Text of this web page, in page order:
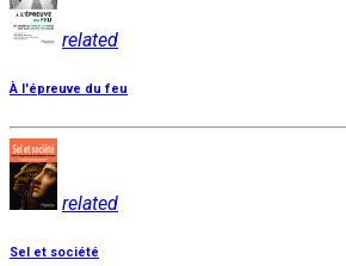
related
À l'épreuve du feu
related
Sel et société